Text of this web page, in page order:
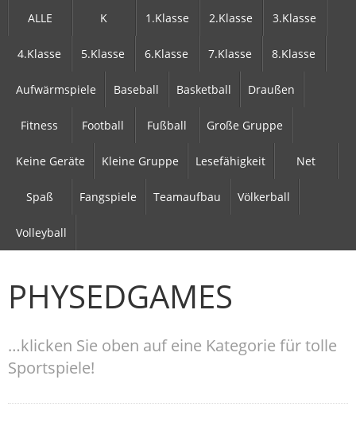
ALLE K 1.Klasse 2.Klasse 3.Klasse
4.Klasse 5.Klasse 6.Klasse 7.Klasse 8.Klasse
Aufwärmspiele Baseball Basketball Draußen
Fitness Football Fußball Große Gruppe
Keine Geräte Kleine Gruppe Lesefähigkeit Net
Spaß Fangspiele Teamaufbau Völkerball
Volleyball
PHYSEDGAMES
…klicken Sie oben auf eine Kategorie für tolle
Sportspiele!